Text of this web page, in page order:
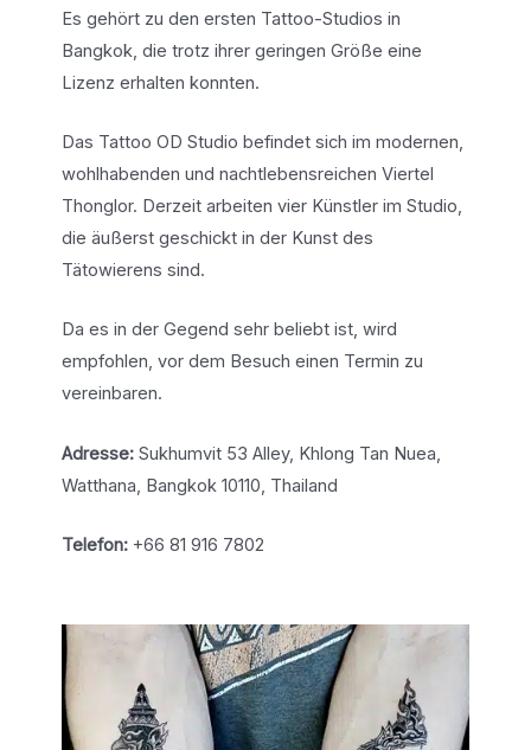
Es gehört zu den ersten Tattoo-Studios in
Bangkok, die trotz ihrer geringen Größe eine
Lizenz erhalten konnten.
Das Tattoo OD Studio befindet sich im modernen,
wohlhabenden und nachtlebensreichen Viertel
Thonglor. Derzeit arbeiten vier Künstler im Studio,
die äußerst geschickt in der Kunst des
Tätowierens sind.
Da es in der Gegend sehr beliebt ist, wird
empfohlen, vor dem Besuch einen Termin zu
vereinbaren.
Adresse:Sukhumvit 53 Alley, Khlong Tan Nuea,
Watthana, Bangkok 10110, Thailand
Telefon:+66 81 916 7802